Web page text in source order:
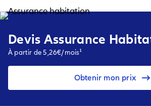
Devis Assurance
À partir de 5,26€/mois¹
Obtenir mon prix